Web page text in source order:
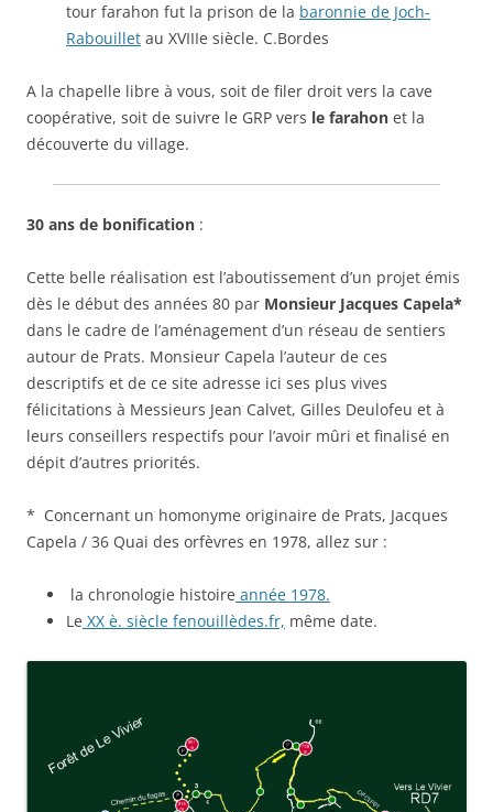
tour farahon fut la prison de la baronnie de Joch-
Rabouillet au XVIIIe siècle. C.Bordes
A la chapelle libre à vous, soit de filer droit vers la cave
coopérative, soit de suivre le GRP vers le farahon et la
découverte du village.
30 ans de bonification :
Cette belle réalisation est l’aboutissement d’un projet émis
dès le début des années 80 par Monsieur Jacques Capela*
dans le cadre de l’aménagement d’un réseau de sentiers
autour de Prats. Monsieur Capela l’auteur de ces
descriptifs et de ce site adresse ici ses plus vives
félicitations à Messieurs Jean Calvet, Gilles Deulofeu et à
leurs conseillers respectifs pour l’avoir mûri et finalisé en
dépit d’autres priorités.
* Concernant un homonyme originaire de Prats, Jacques
Capela / 36 Quai des orfèvres en 1978, allez sur :
la chronologie histoire année 1978.
Le XX è. siècle fenouillèdes.fr, même date.